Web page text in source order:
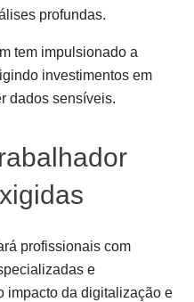
profundas.
tem impulsionado a
investimentos em
dados sensíveis.
profissionais com
e
impacto da digitalização e